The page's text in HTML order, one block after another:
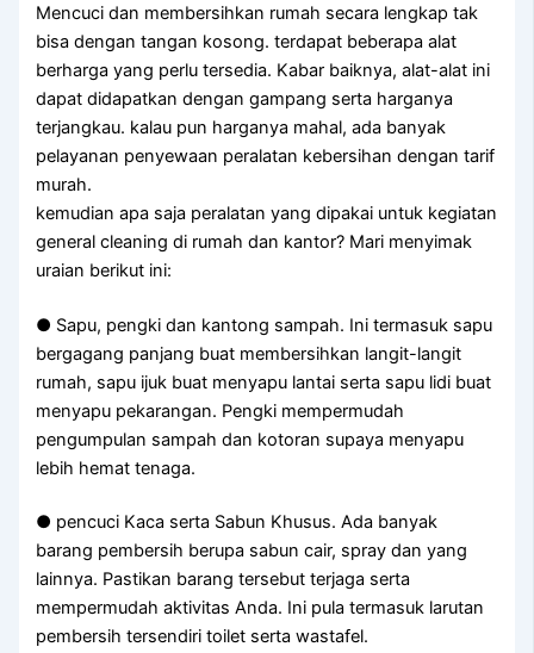
Mencuci dan membersihkan rumah secara lengkap tak
bisa dengan tangan kosong. terdapat beberapa alat
berharga yang perlu tersedia. Kabar baiknya, alat-alat ini
dapat didapatkan dengan gampang serta harganya
terjangkau. kalau pun harganya mahal, ada banyak
pelayanan penyewaan peralatan kebersihan dengan tarif
murah.
kemudian apa saja peralatan yang dipakai untuk kegiatan
general cleaning di rumah dan kantor? Mari menyimak
uraian berikut ini:
● Sapu, pengki dan kantong sampah. Ini termasuk sapu
bergagang panjang buat membersihkan langit-langit
rumah, sapu ijuk buat menyapu lantai serta sapu lidi buat
menyapu pekarangan. Pengki mempermudah
pengumpulan sampah dan kotoran supaya menyapu
lebih hemat tenaga.
● pencuci Kaca serta Sabun Khusus. Ada banyak
barang pembersih berupa sabun cair, spray dan yang
lainnya. Pastikan barang tersebut terjaga serta
mempermudah aktivitas Anda. Ini pula termasuk larutan
pembersih tersendiri toilet serta wastafel.